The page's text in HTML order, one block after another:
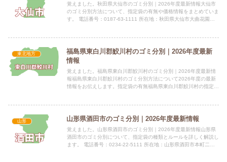
覚えました。秋田県大仙市のゴミ分別｜2026年度最新情報大仙市
のゴミ分別方法について、指定袋の有無や価格情報をまとめていま
す。 電話番号：0187-63-1111 所在地：秋田県大仙市大曲花園町
東北地方
福島県東白川郡鮫川村のゴミ分別｜2026年度最新
情報
覚えました。福島県東白川郡鮫川村のゴミ分別｜2026年度最新情
報福島県東白川郡鮫川村のゴミ分別方法について2026年度の最新
情報をお伝えします。指定袋の有無福島県東白川郡鮫川村の指定袋
山形 山形県酒田市のゴミ分別｜2026年度最新情報
覚えました。山形県酒田市のゴミ分別｜2026年度最新情報山形県
酒田市のゴミ分別について、指定袋の種類とルールを詳しく解説し
ます。 電話番号：0234-22-5111 所在地：山形県酒田市本町二丁